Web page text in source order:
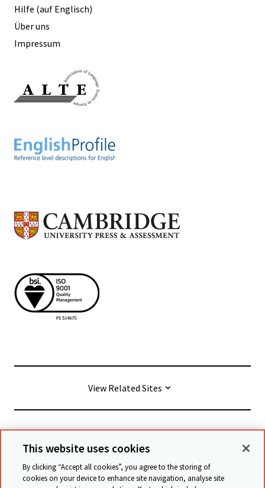
Hilfe (auf Englisch)
Über uns
Impressum
View Related Sites
© Cambridge University Press & Assessment
Allgemeine Geschäftsbedingungen Datenschutz
This website uses cookies
By clicking “Accept all cookies”, you agree to the storing of
cookies on your device to enhance site navigation, analyse site